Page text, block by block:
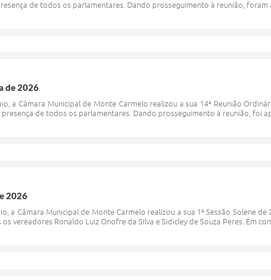
de todos os parlamentares. Dando prosseguimento à reunião,
de 2026
a Câmara Municipal de Monte Carmelo realizou a sua 14ª Reunião
de todos os parlamentares. Dando prosseguimento à reunião, foi
2026
a Câmara Municipal de Monte Carmelo realizou a sua 1ª Sessão Solene
vereadores Ronaldo Luiz Onofre da Silva e Sidicley de Souza Peres. Em